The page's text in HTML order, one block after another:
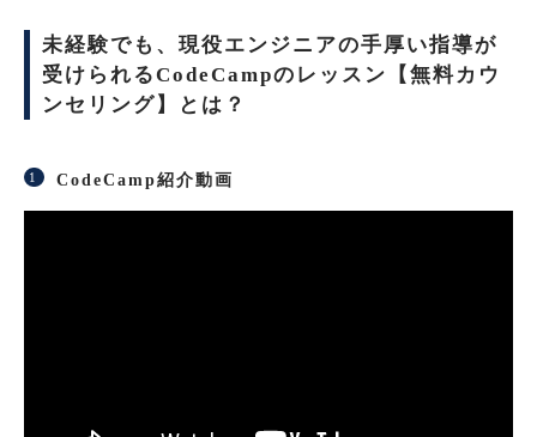
未経験でも、現役エンジニアの手厚い指導が
受けられるCodeCampのレッスン【無料カウ
ンセリング】とは？
CodeCamp紹介動画